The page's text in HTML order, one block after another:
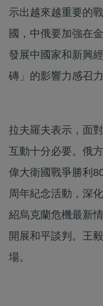
示出越來越重要的
國，中俄要加強在
發展中國家和新興
磚」的影響力感召力
拉夫羅夫表示，面
互動十分必要。俄
偉大衛國戰爭勝利
周年紀念活動，深
紹烏克蘭危機最新
開展和平談判。王
場。